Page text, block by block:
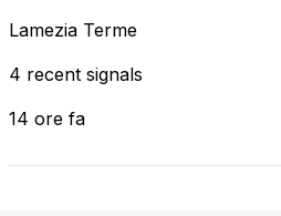
Lamezia Terme
4 recent signals
14 ore fa